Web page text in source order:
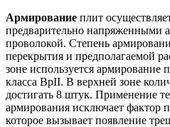
Армирование плит
предварительно напряженными
проволокой. Степень
перекрытия и предполагаемой
зоне используется
класса BpII. В верхней зоне
достигать 8 штук. Применение
армирования исключает фактор
которое вызывает появление